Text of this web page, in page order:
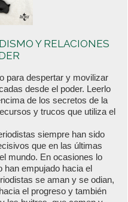
Y RELACIONES
para despertar y movilizar
desde el poder. Leerlo
de los secretos de la
y trucos que utiliza el
siempre han sido
que en las últimas
mundo. En ocasiones lo
han empujado hacia el
se aman y se odian,
el progreso y también